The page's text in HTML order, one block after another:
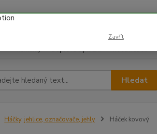
náš email info@i-prize.cz. Děkujeme. !!!
Kontakty Doprava a platba Vrácení zboží
Hledat
Háčky, jehlice, označovače, jehly Háček kovový
Zavřít